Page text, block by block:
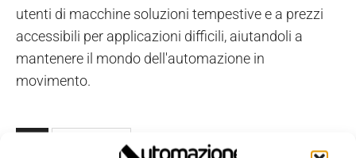
utenti di macchine soluzioni tempestive e a prezzi
accessibili per applicazioni difficili, aiutandoli a
mantenere il mondo dell'automazione in
movimento.
TAGS